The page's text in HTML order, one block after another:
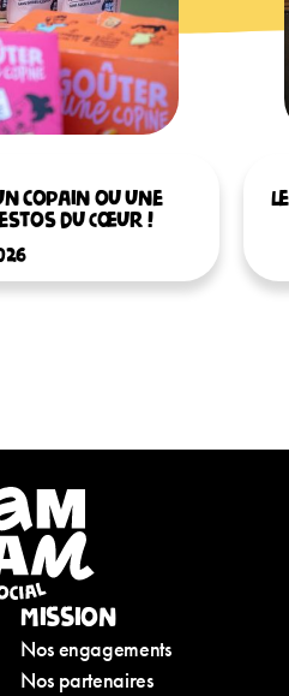
copain ou une
du Cœur !
Mission
Nos engagements
Nos partenaires